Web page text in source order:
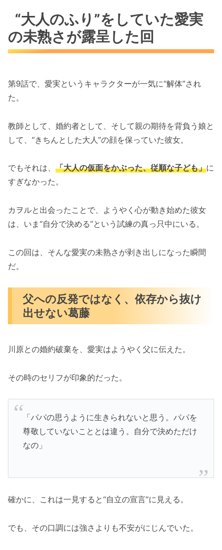
“大人のふり”をしていた愛実
の未熟さが露呈した回
第9話で、愛実というキャラクターが一気に“解体”され
た。
教師として、婚約者として、そして親の期待を背負う娘と
して、“きちんとした大人”の顔を保っていた彼女。
でもそれは、 「大人の仮面をかぶった、従順な子ども」に
すぎなかった。
カヲルと出会ったことで、ようやく心が動き始めた彼女
は、いま“自分で決める”という試練の真っ只中にいる。
この回は、そんな愛実の未熟さが剥き出しになった瞬間
だ。
父への反発ではなく、依存から抜け
出せない葛藤
川原との婚約破棄を、愛実はようやく父に伝えた。
その時のセリフが印象的だった。
「パパの思うように生きられないと思う。パパを
尊敬していないこととは違う。自分で決めただけ
なの」
確かに、これは一見すると“自立の宣言”に見える。
でも、その口調には強さよりも不安がにじんでいた。